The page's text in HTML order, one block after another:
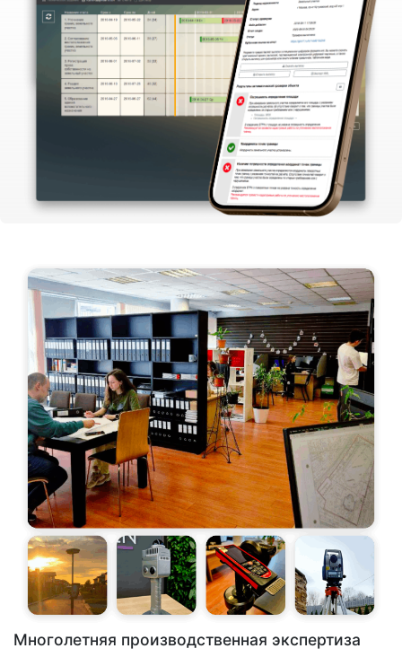
Многолетняя производственная экспертиза